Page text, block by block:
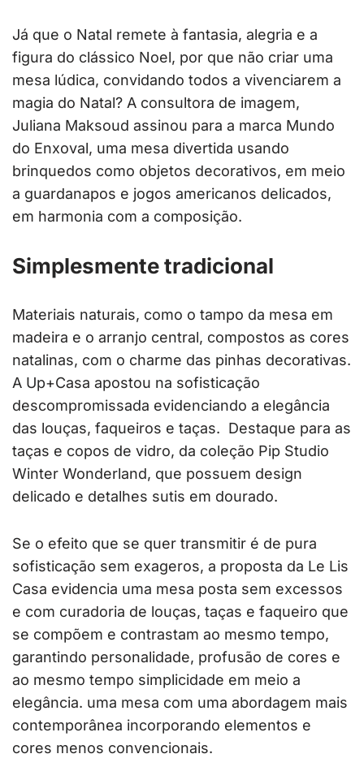
Já que o Natal remete à fantasia, alegria e a
figura do clássico Noel, por que não criar uma
mesa lúdica, convidando todos a vivenciarem a
magia do Natal? A consultora de imagem,
Juliana Maksoud assinou para a marca Mundo
do Enxoval, uma mesa divertida usando
brinquedos como objetos decorativos, em meio
a guardanapos e jogos americanos delicados,
em harmonia com a composição.
Simplesmente tradicional
Materiais naturais, como o tampo da mesa em
madeira e o arranjo central, compostos as cores
natalinas, com o charme das pinhas decorativas.
A Up+Casa apostou na sofisticação
descompromissada evidenciando a elegância
das louças, faqueiros e taças. Destaque para as
taças e copos de vidro, da coleção Pip Studio
Winter Wonderland, que possuem design
delicado e detalhes sutis em dourado.
Se o efeito que se quer transmitir é de pura
sofisticação sem exageros, a proposta da Le Lis
Casa evidencia uma mesa posta sem excessos
e com curadoria de louças, taças e faqueiro que
se compõem e contrastam ao mesmo tempo,
garantindo personalidade, profusão de cores e
ao mesmo tempo simplicidade em meio a
elegância. uma mesa com uma abordagem mais
contemporânea incorporando elementos e
cores menos convencionais.